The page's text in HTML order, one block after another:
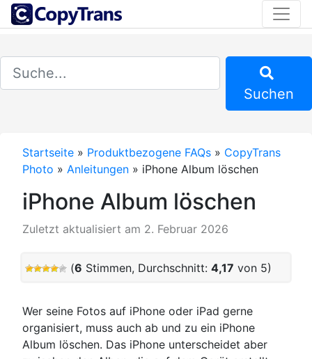
Suchen
Startseite » Produktbezogene FAQs » CopyTrans
Photo » Anleitungen » iPhone Album löschen
iPhone Album löschen
Zuletzt aktualisiert am 2. Februar 2026
(6 Stimmen, Durchschnitt: 4,17 von 5)
Wer seine Fotos auf iPhone oder iPad gerne
organisiert, muss auch ab und zu ein iPhone
Album löschen. Das iPhone unterscheidet aber